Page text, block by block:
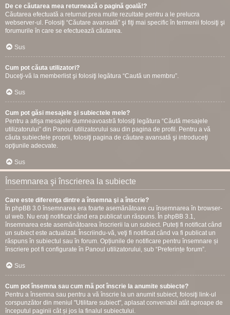
De ce căutarea mea returnează o pagină goală!?
Căutarea efectuată a returnat prea multe rezultate pentru a le prelucra
webserver-ul. Folosiţi “Căutare avansată” şi fiţi mai specific în termenii folosiţi şi
forumurile în care se efectuează căutarea.
Sus
Cum pot căuta utilizatori?
Duceţi-vă la memberlist şi folosiţi legătura “Caută un membru”.
Sus
Cum pot găsi mesajele şi subiectele mele?
Pentru a afişa mesajele dumneavoastră folosiţi legătura “Căută mesajele
utilizatorului” din Panoul utilizatorului sau din pagina de profil. Pentru a vă
căuta subiectele proprii, folosiţi pagina de căutare avansată şi introduceţi
opţiunile adecvate.
Sus
Însemnarea şi înscrierea la subiecte
Care este diferenţa dintre a însemna şi a înscrie?
În phpBB 3.0 însemnarea era foarte asemănătoare cu însemnarea în browser-
ul web. Nu eraţi notificat când era publicat un răspuns. În phpBB 3.1,
însemnarea este asemănătoarea înscrierii la un subiect. Puteți fi notificat când
un subiect este actualizat. Înscriindu-vă, veţi fi notificat când va fi publicat un
răspuns în subiectul sau în forum. Opțiunile de notificare pentru însemnare și
înscriere pot fi configurate în Panoul utilizatorului, sub “Preferințe forum”.
Sus
Cum pot însemna sau cum mă pot înscrie la anumite subiecte?
Pentru a însemna sau pentru a vă înscrie la un anumit subiect, folosiţi link-ul
corspunzător din meniul "Utilitare subiect", aplasat convenabil atât aproape de
începutul paginii cât și jos la finalul subiectului.